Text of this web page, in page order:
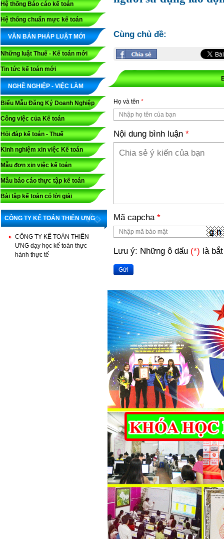
Hệ thống Báo cáo kế toán
Hệ thống chuẩn mực kế toán
VĂN BẢN PHÁP LUẬT MỚI
Những luật Thuế - Kế toán mới
Tin tức kế toán mới
NGHỀ NGHIỆP - VIỆC LÀM
Biểu Mẫu Đăng Ký Doanh Nghiệp
Công việc của Kế toán
Hỏi đáp kế toán - Thuế
Kinh nghiệm xin việc Kế toán
Mẫu đơn xin việc kế toán
Mẫu báo cáo thực tập kế toán
Bài tập kế toán có lời giải
CÔNG TY KẾ TOÁN THIÊN ƯNG
CÔNG TY KẾ TOÁN THIÊN
ƯNG dạy học kế toán thực
hành thực tế
Cùng chủ đề:
Họ và tên *
Nội dung bình luận *
Mã capcha *
Lưu ý: Những ô dấu (*) là
Gửi